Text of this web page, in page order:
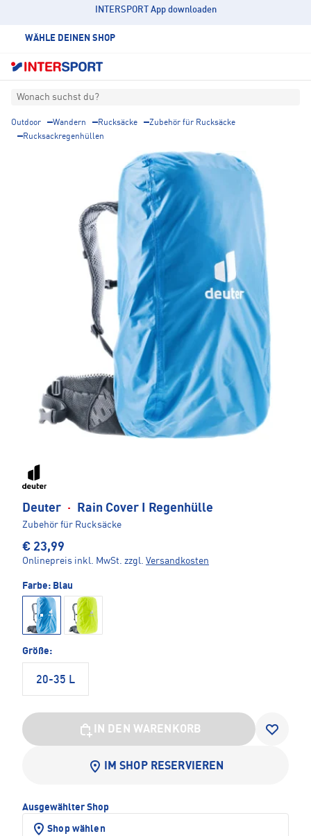
INTERSPORT App downloaden
WÄHLE DEINEN SHOP
Wonach suchst du?
Outdoor Wandern Rucksäcke
Zubehör für Rucksäcke
Rucksackregenhüllen
Deuter · Rain Cover I Regenhülle
Zubehör für Rucksäcke
€ 23,99
Onlinepreis inkl. MwSt. zzgl. Versandkosten
Farbe: Blau
Größe:
20-35 L
IN DEN WARENKORB
IM SHOP RESERVIEREN
Ausgewählter Shop
Shop wählen